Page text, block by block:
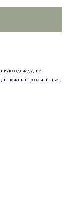
одежду, не
нежный розовый цвет,